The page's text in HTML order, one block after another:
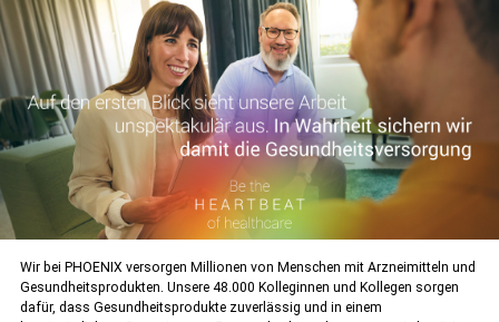
Wir bei PHOENIX versorgen Millionen von Menschen mit Arzneimitteln und
Gesundheitsprodukten. Unsere 48.000 Kolle­ginnen und Kollegen sorgen
dafür, dass Gesundheitsprodukte zuverlässig und in einem